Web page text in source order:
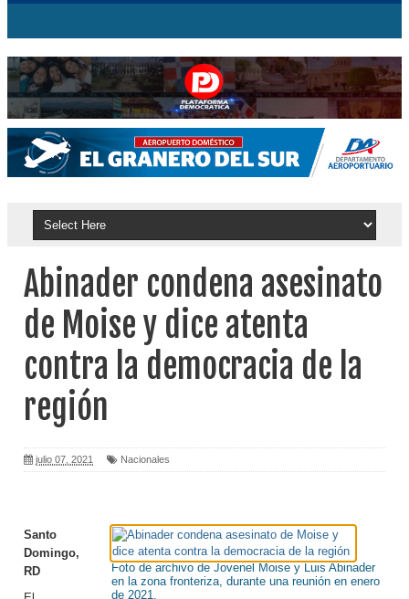
Abinader condena asesinato
de Moise y dice atenta
contra la democracia de la
región
julio 07, 2021 Nacionales
Foto de archivo de Jovenel Moise y Luis Abinader
en la zona fronteriza, durante una reunión en enero
de 2021.
Santo
Domingo,
RD